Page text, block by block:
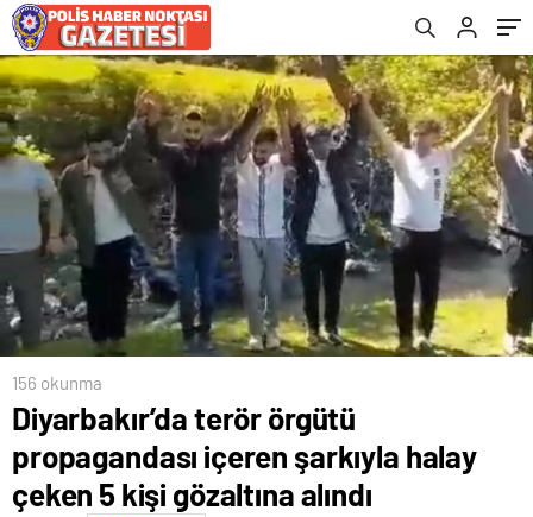
alındı
156 okunma
Diyarbakır’da terör örgütü
propagandası içeren şarkıyla halay
çeken 5 kişi gözaltına alındı